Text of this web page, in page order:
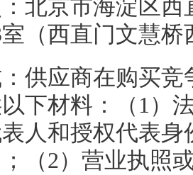
北京市海淀区西
室（西直门文慧桥
供应商在购买
下材料：（1）
人和授权代表
（2）营业执照